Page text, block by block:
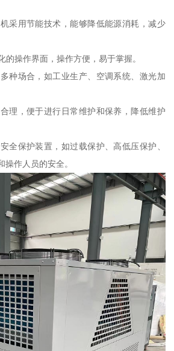
采用节能技术，能够降低能源消耗，减少
的操作界面，操作方便，易于掌握。
种场合，如工业生产、空调系统、激光加
理，便于进行日常维护和保养，降低维护
全保护装置，如过载保护、高低压保护、
作人员的安全。